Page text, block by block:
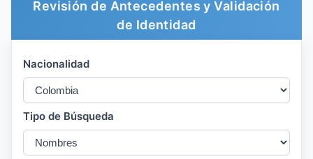
Revisión de Antecedentes y Validación
de Identidad
Nacionalidad
Tipo de Búsqueda